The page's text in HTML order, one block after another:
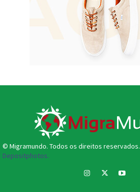
© Migramundo. Todos os direitos reservados.
Depositphotos.